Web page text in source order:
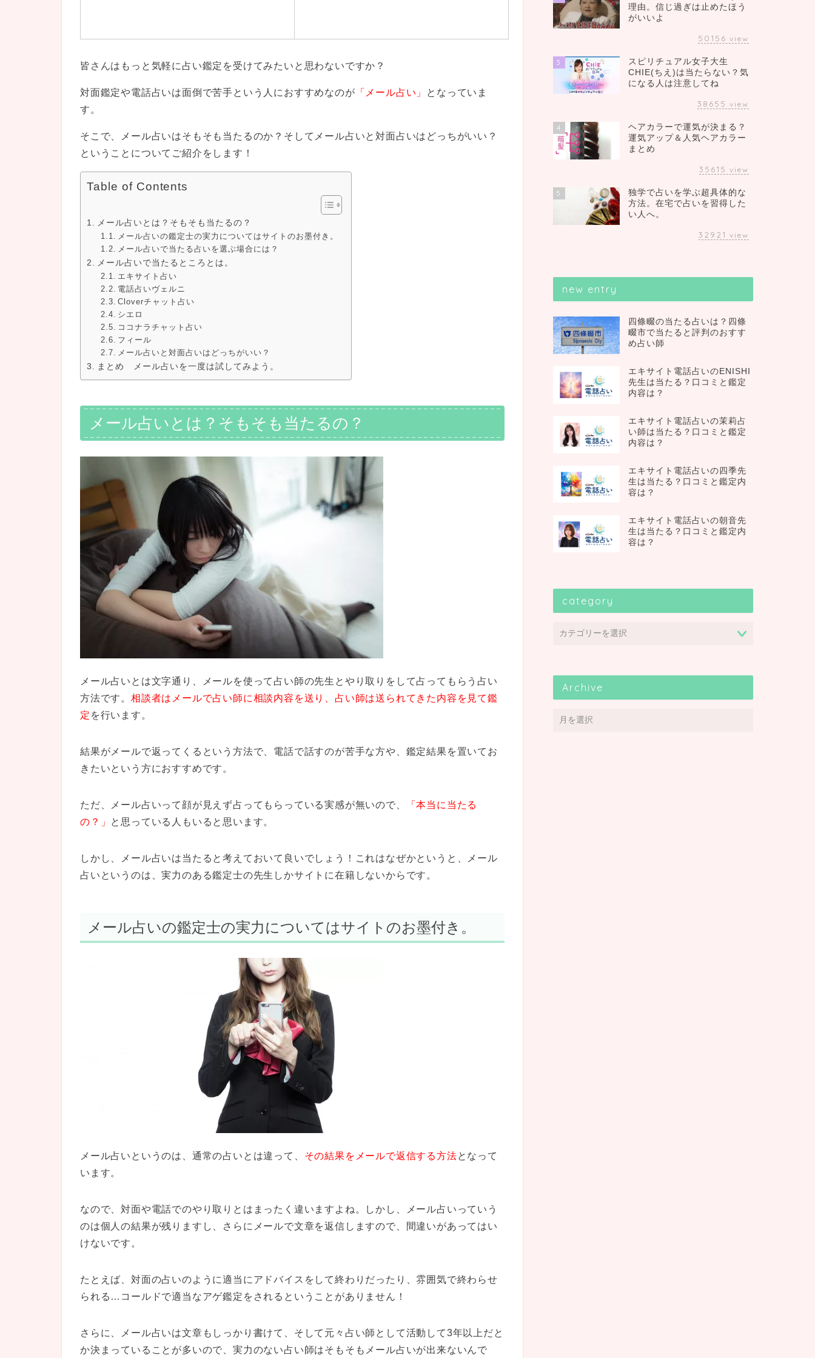
皆さんはもっと気軽に占い鑑定を受けてみたいと思わないですか？
対面鑑定や電話占いは面倒で苦手という人におすすめなのが 「メール占い」
となっていま
す。
そこで、メール占いはそもそも当たるのか？そしてメール占いと対面占いはどっちがいい？
ということについてご紹介をします！
Table of Contents
メール占いとは？そもそも当たるの？
メール占いの鑑定士の実力についてはサイトのお墨付き。
メール占いで当たる占いを選ぶ場合には？
メール占いで当たるところとは。
エキサイト占い
電話占いヴェルニ
Cloverチャット占い
シエロ
ココナラチャット占い
フィール
メール占いと対面占いはどっちがいい？
まとめ メール占いを一度は試してみよう。
メール占いとは？そもそも当たるの？
メール占いとは文字通り、メールを使って占い師の先生とやり取りをして占ってもらう占い
方法です。 相談者はメールで占い師に相談内容を送り、占い師は送られてきた内容を見て鑑
定 を行います。
結果がメールで返ってくるという方法で、電話で話すのが苦手な方や、鑑定結果を置いてお
きたいという方におすすめです。
ただ、メール占いって顔が見えず占ってもらっている実感が無いので、
「本当に当たる
の？」 と思っている人もいると思います。
しかし、メール占いは当たると考えておいて良いでしょう！これはなぜかというと、メール
占いというのは、実力のある鑑定士の先生しかサイトに在籍しないからです。
メール占いの鑑定士の実力についてはサイトのお墨付き。
メール占いというのは、通常の占いとは違って、 その結果をメールで返信する方法となって
います。
なので、対面や電話でのやり取りとはまったく違いますよね。しかし、メール占いっていう
のは個人の結果が残りますし、さらにメールで文章を返信しますので、間違いがあってはい
けないです。
たとえば、対面の占いのように適当にアドバイスをして終わりだったり、雰囲気で終わらせ
られる…コールドで適当なアゲ鑑定をされるということがありません！
さらに、メール占いは文章もしっかり書けて、そして元々占い師として活動して3年以上だと
か決まっていることが多いので、実力のない占い師はそもそもメール占いが出来ないんで
理由。信じ過ぎは止めたほう
がいいよ
50156 view
3
スピリチュアル女子大生
CHIE(ちえ)は当たらない？気
になる人は注意してね
38655 view
4
ヘアカラーで運気が決まる？
運気アップ＆人気ヘアカラー
まとめ
35615 view
5
独学で占いを学ぶ超具体的な
方法。在宅で占いを習得した
い人へ。
32921 view
new entry
四條畷の当たる占いは？四條
畷市で当たると評判のおすす
め占い師
エキサイト電話占いのENISHI
先生は当たる？口コミと鑑定
内容は？
エキサイト電話占いの茉莉占
い師は当たる？口コミと鑑定
内容は？
エキサイト電話占いの四季先
生は当たる？口コミと鑑定内
容は？
エキサイト電話占いの朝音先
生は当たる？口コミと鑑定内
容は？
category
Archive